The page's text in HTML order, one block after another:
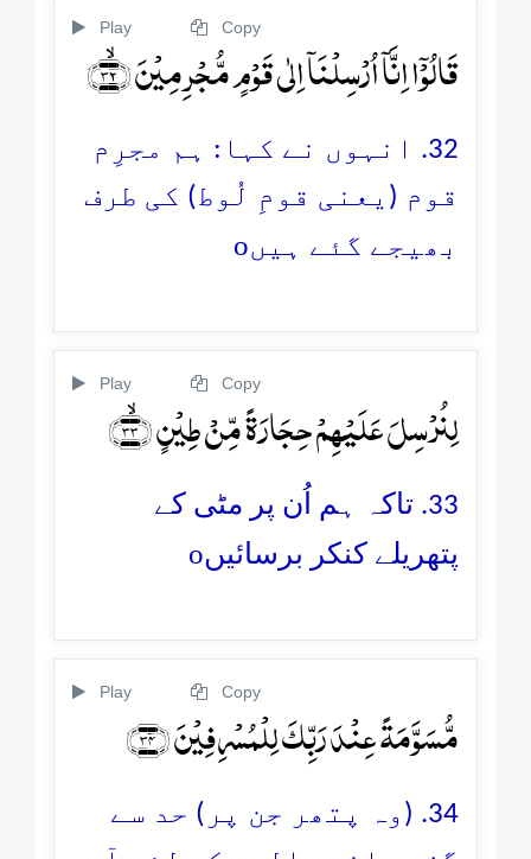
Play Copy
قَالُوۡۤا اِنَّاۤ اُرۡسِلۡنَاۤ اِلٰی قَوۡمٍ مُّجۡرِمِیۡنَ ﴿ۙ۳۲﴾
32. انہوں نے کہا: ہم مجرِم
قوم (یعنی قومِ لُوط) کی طرف
بھیجے گئے ہیںo
Play Copy
لِنُرۡسِلَ عَلَیۡہِمۡ حِجَارَۃً مِّنۡ طِیۡنٍ ﴿ۙ۳۳﴾
33. تاکہ ہم اُن پر مٹی کے
پتھریلے کنکر برسائیںo
Play Copy
مُّسَوَّمَۃً عِنۡدَ رَبِّکَ لِلۡمُسۡرِفِیۡنَ ﴿۳۴﴾
34. (وہ پتھر جن پر) حد سے